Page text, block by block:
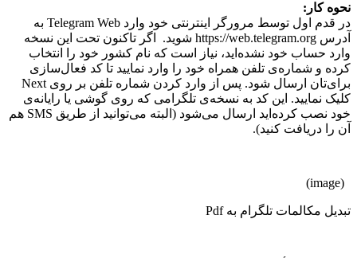
نحوه کار:
در قدم اول توسط مرورگر اینترنتی خود وارد Telegram Web به
آدرس https://web.telegram.org شوید. اگر تاکنون تحت این نسخه
وارد حساب خود نشده‌اید، نیاز است که نام کشور خود را انتخاب
کرده و شماره‌ی تلفن همراه خود را وارد نمایید تا کد فعال‌سازی
برای‌تان ارسال شود. پس از وارد کردن شماره تلفن بر روی Next
کلیک نمایید. این کد به نسخه‌ی تلگرامی که روی گوشی یا رایانه‌ی
خود نصب کرده‌اید ارسال می‌شود (البته می‌توانید از طریق SMS هم
آن‌ را دریافت کنید).
(image)
تبدیل مکالمات تلگرام به Pdf